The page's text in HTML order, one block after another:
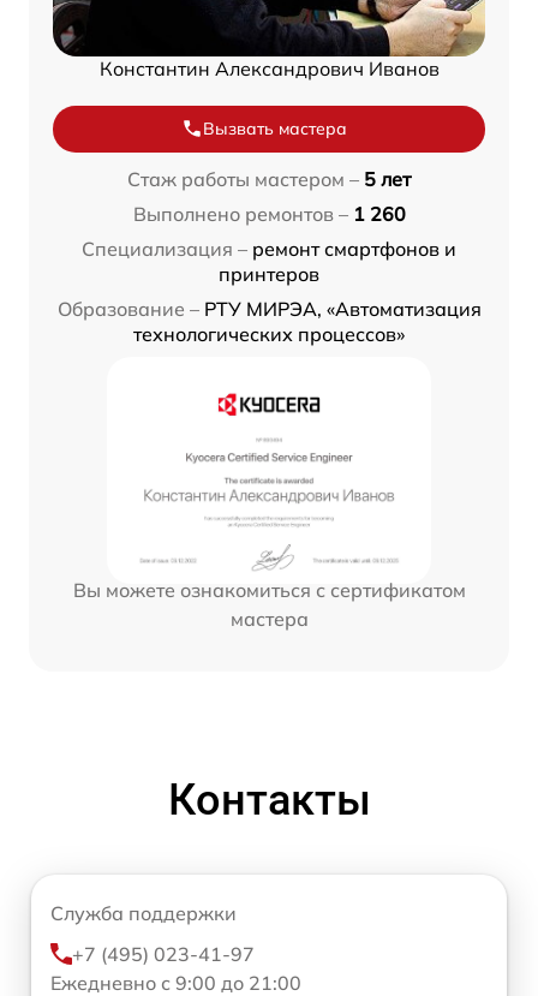
Константин Александрович Иванов
Вызвать мастера
Стаж работы мастером – 5 лет
Выполнено ремонтов – 1 260
Специализация – ремонт смартфонов и
принтеров
Образование – РТУ МИРЭА, «Автоматизация
технологических процессов»
Вы можете ознакомиться с сертификатом
мастера
Контакты
Служба поддержки
+7 (495) 023-41-97
Ежедневно с 9:00 до 21:00